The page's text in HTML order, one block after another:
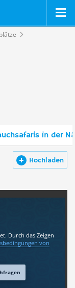
in der
Hochladen
Durch das Zeigen
von